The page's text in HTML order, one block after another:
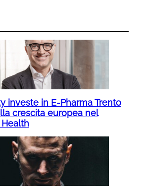
investe in E-Pharma Trento
crescita europea nel